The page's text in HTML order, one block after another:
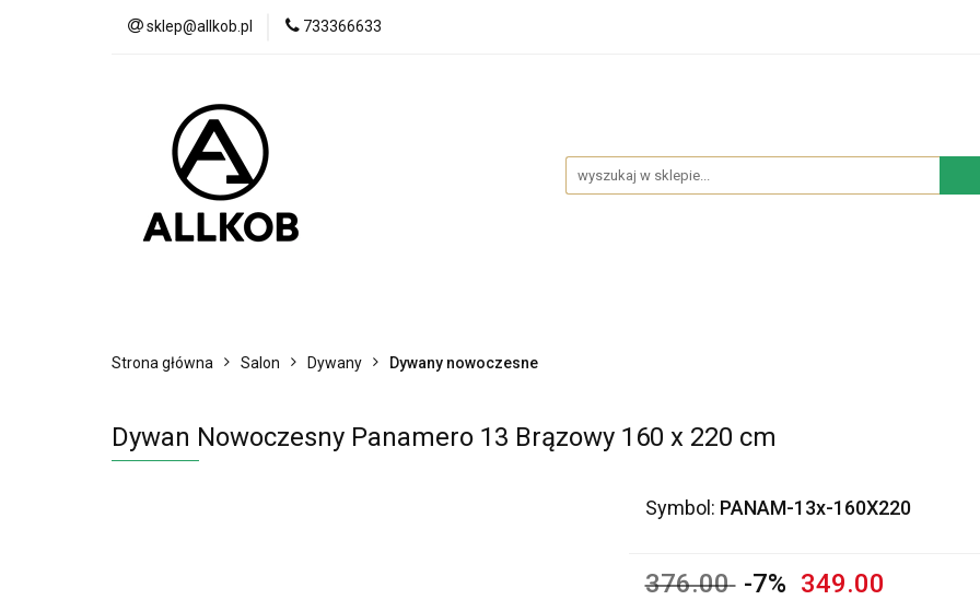
sklep@allkob.pl 733366633
Strona główna Salon Dywany Dywany nowoczesne
Dywan Nowoczesny Panamero 13 Brązowy 160 x 220 cm
Symbol: PANAM-13x-160X220
376.00 -7% 349.00